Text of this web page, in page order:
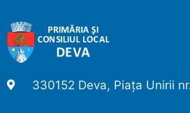
330152 Deva, Piața Unirii